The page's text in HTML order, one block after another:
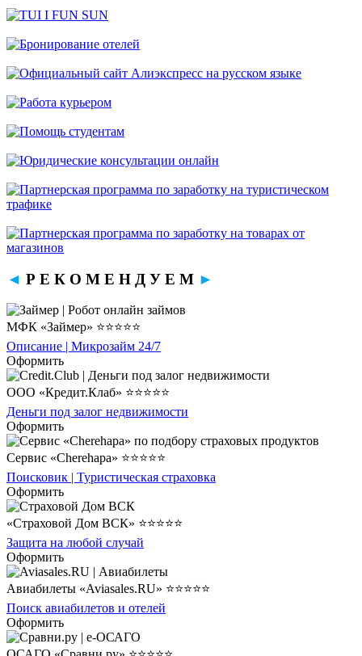
◄ Р Е К О М Е Н Д У Е М ►
МФК «Займер» ⭐⭐⭐⭐⭐
Описание | Микрозайм 24/7
Оформить
ООО «Кредит.Клаб» ⭐⭐⭐⭐⭐
Деньги под залог недвижимости
Оформить
Сервис «Cherehapa» ⭐⭐⭐⭐⭐
Поисковик | Туристическая страховка
Оформить
«Страховой Дом ВСК» ⭐⭐⭐⭐⭐
Защита на любой случай
Оформить
Авиабилеты «Aviasales.RU» ⭐⭐⭐⭐⭐
Поиск авиабилетов и отелей
Оформить